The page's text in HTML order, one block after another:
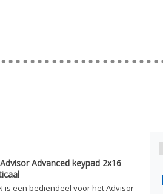
Advanced keypad 2x16
is een bediendeel voor het Advisor